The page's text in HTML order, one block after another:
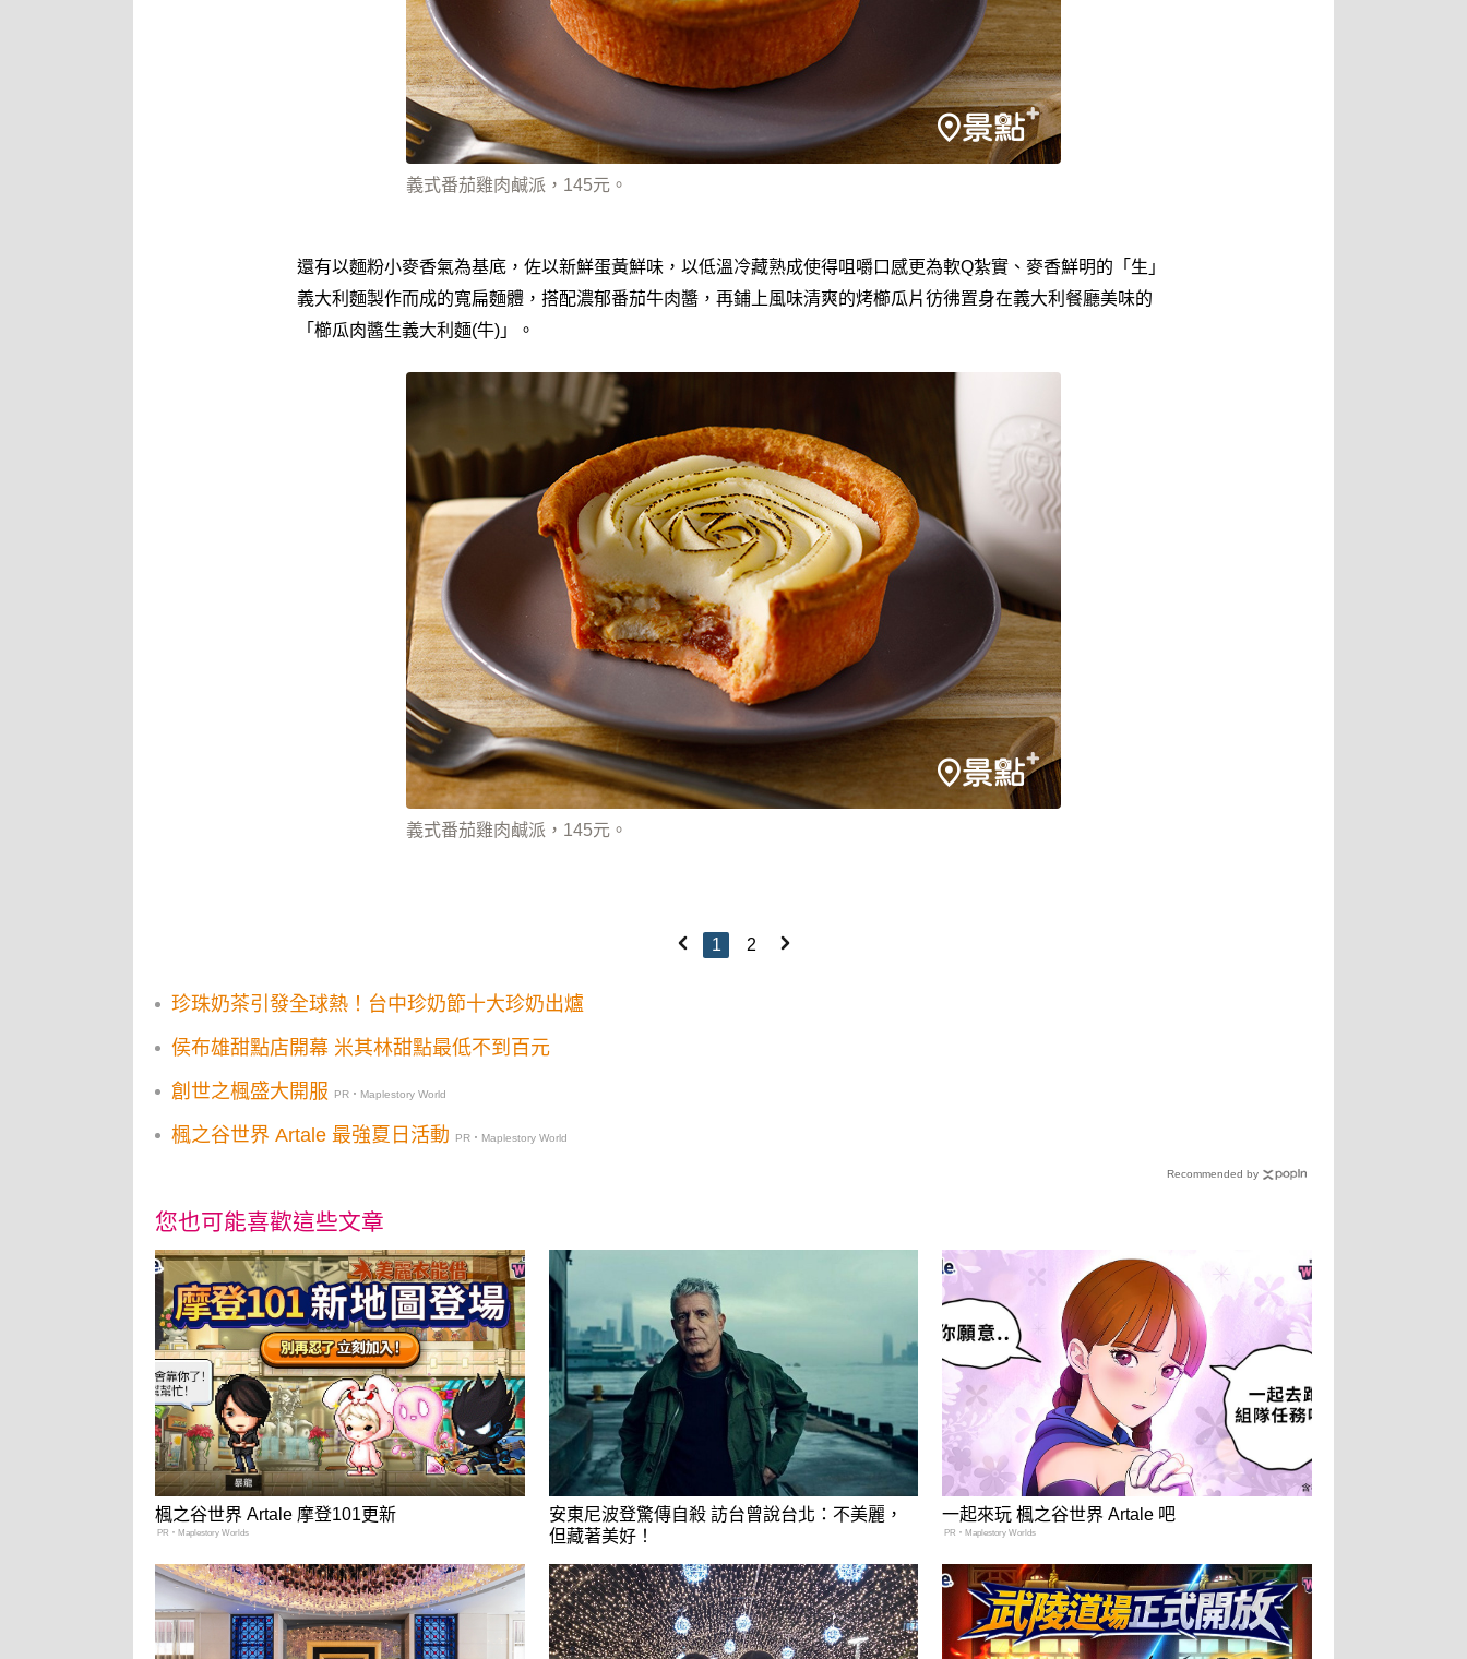
義式番茄雞肉鹹派，145元。
還有以麵粉小麥香氣為基底，佐以新鮮蛋黃鮮味，以低溫冷藏熟成使得咀嚼口感更為軟Q紮實、麥香鮮明的「生」
義大利麵製作而成的寬扁麵體，搭配濃郁番茄牛肉醬，再鋪上風味清爽的烤櫛瓜片彷彿置身在義大利餐廳美味的
「櫛瓜肉醬生義大利麵(牛)」。
義式番茄雞肉鹹派，145元。
1 2
珍珠奶茶引發全球熱！台中珍奶節十大珍奶出爐
侯布雄甜點店開幕 米其林甜點最低不到百元
創世之楓盛大開服
PR・Maplestory World
楓之谷世界 Artale 最強夏日活動 PR・Maplestory World
Recommended by
您也可能喜歡這些文章
楓之谷世界 Artale 摩登101更新
PR・Maplestory Worlds
安東尼波登驚傳自殺 訪台曾說台北：不美麗，
但藏著美好！
一起來玩 楓之谷世界 Artale 吧
PR・Maplestory Worlds